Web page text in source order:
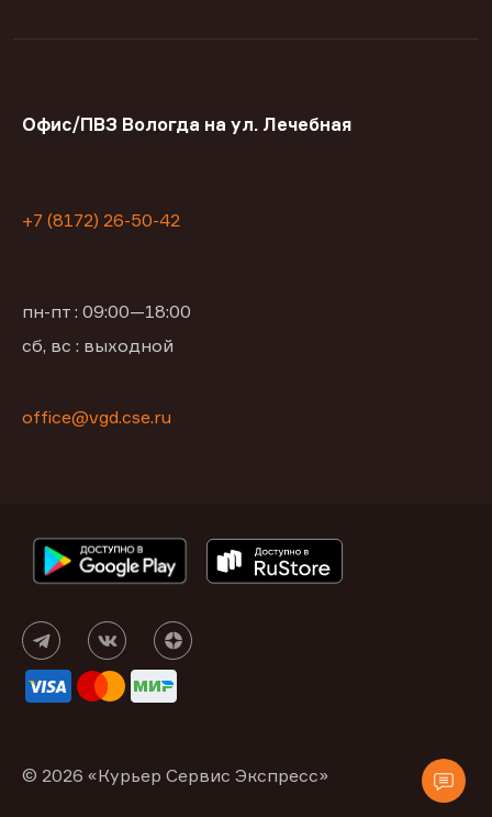
Офис/ПВЗ Вологда на ул. Лечебная
+7 (8172) 26-50-42
пн-пт : 09:00—18:00
сб, вс : выходной
office@vgd.cse.ru
© 2026 «Курьер Сервис Экспресс»